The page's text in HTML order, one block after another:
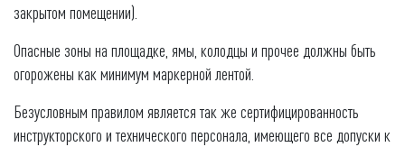
закрытом помещении).
Опасные зоны на площадке, ямы, колодцы и прочее должны быть
огорожены как минимум маркерной лентой.
Безусловным правилом является так же сертифицированность
инструкторского и технического персонала, имеющего все допуски к